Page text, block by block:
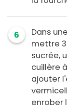
6
Dans
mettre
sucrée,
cuillère
ajouter
enrober